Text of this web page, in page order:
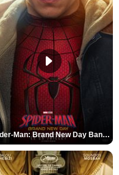
Spider-Man: Brand New Day Bande-annonce VO STFR